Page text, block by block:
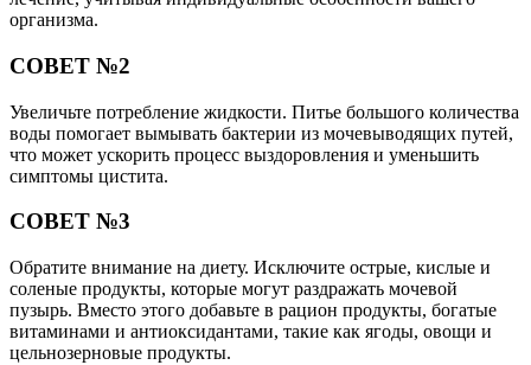
организма.
СОВЕТ №2
Увеличьте потребление жидкости. Питье большого количества
воды помогает вымывать бактерии из мочевыводящих путей,
что может ускорить процесс выздоровления и уменьшить
симптомы цистита.
СОВЕТ №3
Обратите внимание на диету. Исключите острые, кислые и
соленые продукты, которые могут раздражать мочевой
пузырь. Вместо этого добавьте в рацион продукты, богатые
витаминами и антиоксидантами, такие как ягоды, овощи и
цельнозерновые продукты.